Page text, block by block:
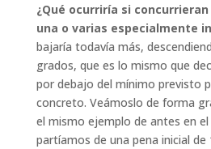
¿Qué ocurriría si
una o varias especialmente
bajaría todavía más,
grados, que es lo mismo que
por debajo del mínimo previsto
concreto. Veámoslo de forma
el mismo ejemplo de antes en
partíamos de una pena inicial de